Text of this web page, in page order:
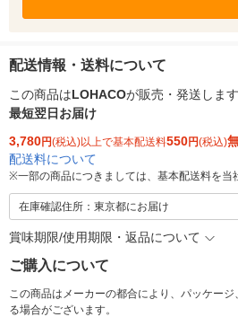
配送情報・送料について
この商品はLOHACOが販売・発送します
最短翌日お届け
3,780円(税込)以上で基本配送料550円(税込)
配送料について
※一部の商品につきましては、基本配送料を当
在庫確認住所：東京都にお届け
賞味期限/使用期限・返品について
ご購入について
この商品はメーカーの都合により、パッケー
る場合がございます。